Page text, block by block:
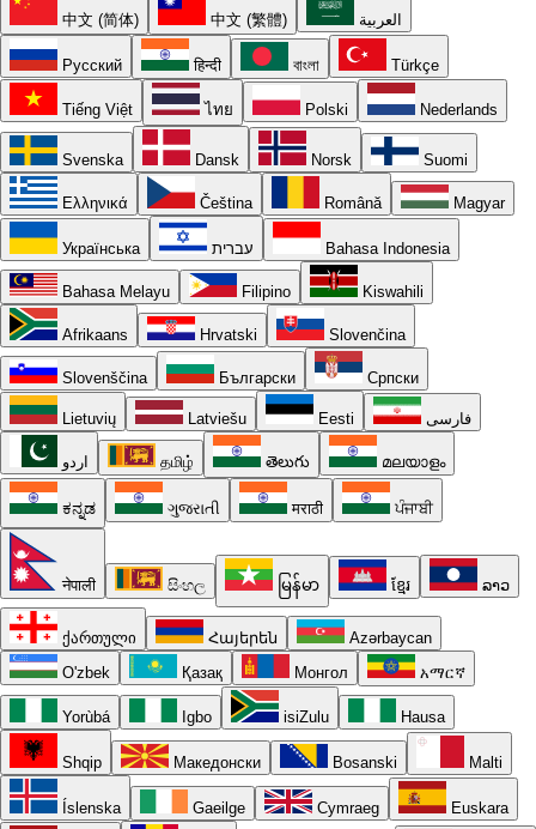
中文 (简体) 中文 (繁體) العربية
Русский हिन्दी বাংলা Türkçe
Tiếng Việt ไทย Polski Nederlands
Svenska Dansk Norsk Suomi
Ελληνικά Čeština Română Magyar
Українська עברית Bahasa Indonesia
Bahasa Melayu Filipino Kiswahili
Afrikaans Hrvatski Slovenčina
Slovenščina Български Српски
Lietuvių Latviešu Eesti فارسی
اردو தமிழ் తెలుగు മലയാളം
ಕನ್ನಡ ગુજરાતી मराठी ਪੰਜਾਬੀ
नेपाली සිංහල မြန်မာ ខ្មែរ ລາວ
ქართული Հայերեն
Azərbaycan
O'zbek
Қазақ Монгол አማርኛ
Yorùbá Igbo isiZulu Hausa
Shqip Македонски Bosanski Malti
Íslenska Gaeilge Cymraeg Euskara